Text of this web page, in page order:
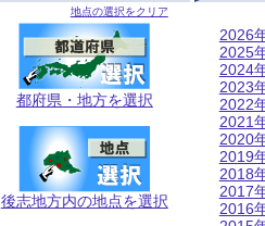
地点の選択をクリア
都府県・地方を選択
後志地方内の地点を選択
2026
2025
2024
2023
2022
2021
2020
2019
2018
2017
2016